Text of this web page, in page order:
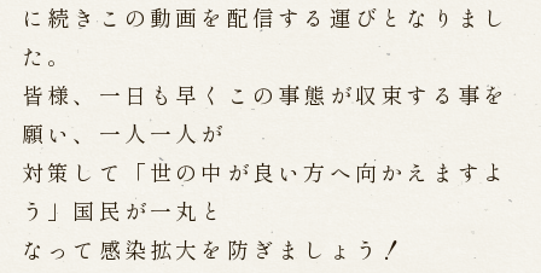
淡路島と国生み神話
南あわじ市の伝統芸能
ご利用案内
営業日時・料金
に続きこの動画を配信する運びとなりまし
た。
皆様、一日も早くこの事態が収束する事を
願い、一人一人が
対策して「世の中が良い方へ向かえますよ
う」国民が一丸と
なって感染拡大を防ぎましょう！